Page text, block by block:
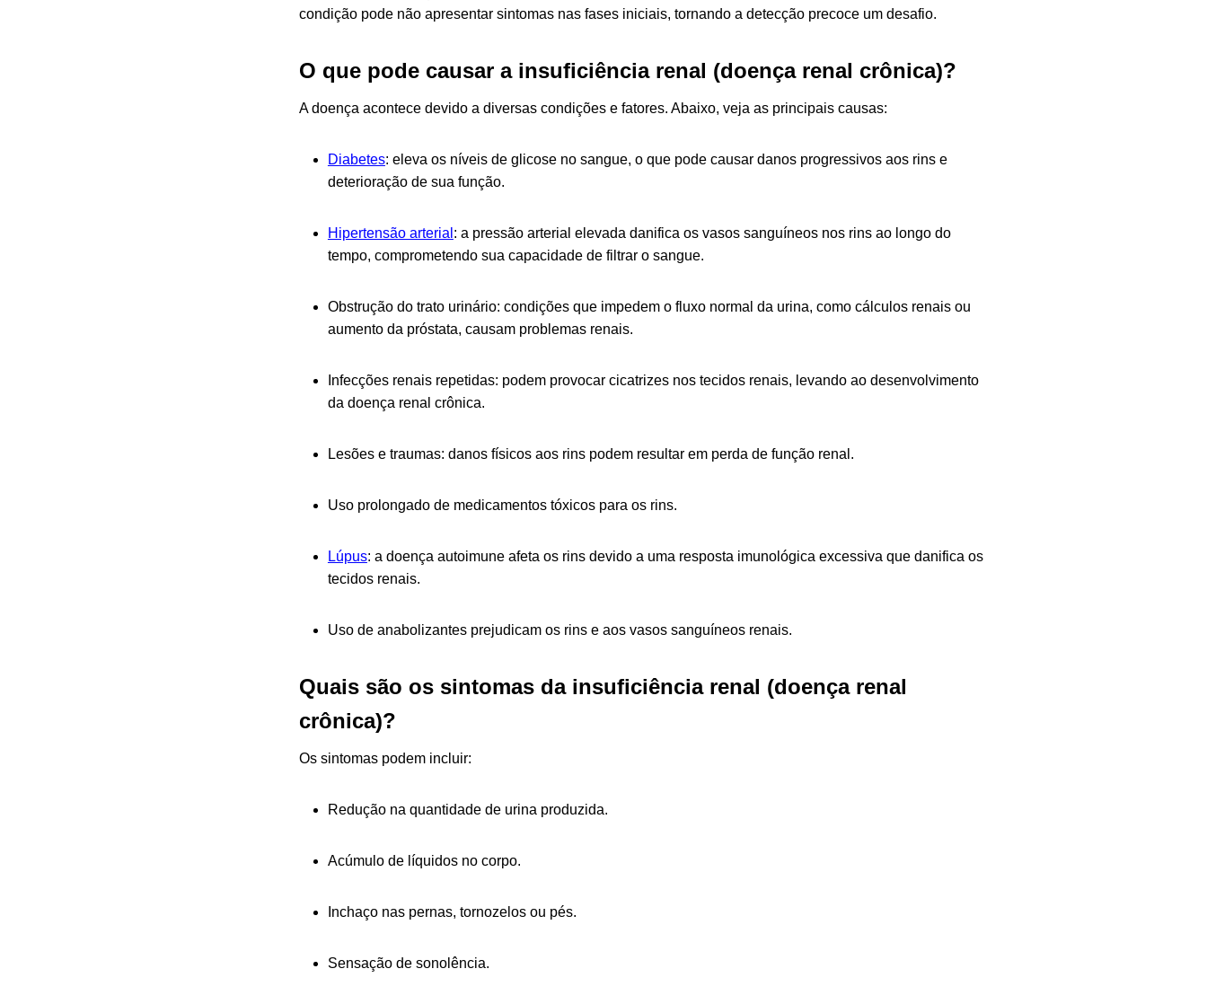
condição pode não apresentar sintomas nas fases iniciais, tornando a detecção precoce um desafio.
O que pode causar a insuficiência renal (doença renal crônica)?
A doença acontece devido a diversas condições e fatores. Abaixo, veja as principais causas:
Diabetes: eleva os níveis de glicose no sangue, o que pode causar danos progressivos aos rins e
deterioração de sua função.
Hipertensão arterial : a pressão arterial elevada danifica os vasos sanguíneos nos rins ao longo do
tempo, comprometendo sua capacidade de filtrar o sangue.
Obstrução do trato urinário: condições que impedem o fluxo normal da urina, como cálculos renais ou
aumento da próstata, causam problemas renais.
Infecções renais repetidas: podem provocar cicatrizes nos tecidos renais, levando ao desenvolvimento
da doença renal crônica.
Lesões e traumas: danos físicos aos rins podem resultar em perda de função renal.
Uso prolongado de medicamentos tóxicos para os rins.
Lúpus: a doença autoimune afeta os rins devido a uma resposta imunológica excessiva que danifica os
tecidos renais.
Uso de anabolizantes prejudicam os rins e aos vasos sanguíneos renais.
Quais são os sintomas da insuficiência renal (doença renal
crônica)?
Os sintomas podem incluir:
Redução na quantidade de urina produzida.
Acúmulo de líquidos no corpo.
Inchaço nas pernas, tornozelos ou pés.
Sensação de sonolência.